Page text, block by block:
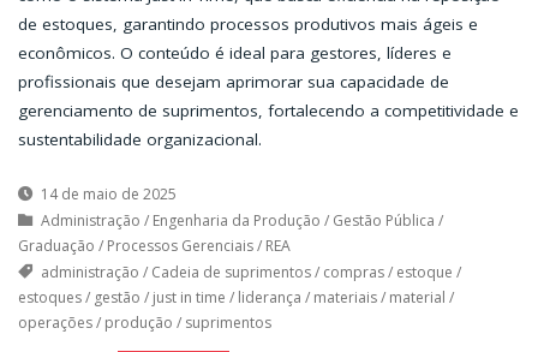
de estoques, garantindo processos produtivos mais ágeis e
econômicos. O conteúdo é ideal para gestores, líderes e
profissionais que desejam aprimorar sua capacidade de
gerenciamento de suprimentos, fortalecendo a competitividade e
sustentabilidade organizacional.
14 de maio de 2025
Administração / Engenharia da Produção / Gestão Pública /
Graduação / Processos Gerenciais/ REA
administração / Cadeia de suprimentos/ compras/ estoque /
estoques/ gestão / just in time / liderança / materiais/ material /
operações/ produção / suprimentos